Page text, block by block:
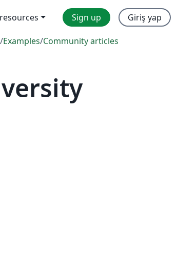
Sign up Giriş yap
/Examples/Community articles